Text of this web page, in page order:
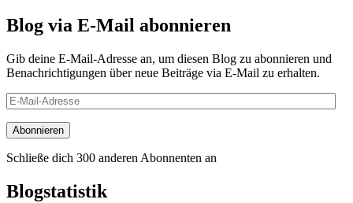
Blog via E-Mail abonnieren
Gib deine E-Mail-Adresse an, um diesen Blog zu abonnieren und
Benachrichtigungen über neue Beiträge via E-Mail zu erhalten.
E-
Mail-
Adresse
Abonnieren
Schließe dich 300 anderen Abonnenten an
Blogstatistik